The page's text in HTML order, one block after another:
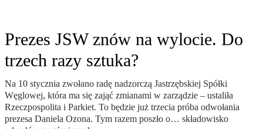
Prezes JSW znów na wylocie. Do
trzech razy sztuka?
Na 10 stycznia zwołano radę nadzorczą Jastrzębskiej Spółki
Węglowej, która ma się zająć zmianami w zarządzie – ustaliła
Rzeczpospolita i Parkiet. To będzie już trzecia próba odwołania
prezesa Daniela Ozona. Tym razem poszło o… składowisko